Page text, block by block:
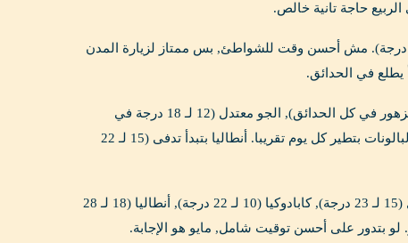
حاجة تانية خالص.
الجو لسه بارد شوية, خصوصا في اسطنبول (8 لـ 13 درجة) وكابادوكيا (3 لـ 12 درجة). مش أحسن وقت للشواطئ, بس ممتاز لزيارة المدن
يطلع في الحدائق.
أبريل من أحلى شهور السنة في تركيا. مهرجان التوليب في اسطنبول (ملايين الزهور في كل الحدائق), الجو معتدل (12 لـ 18 درجة في
اسطنبول), الأسعار لسه معقولة, والسياح مش كتير. كابادوكيا في أبريل جميلة جدا, والبالونات بتطير كل يوم تقريبا. أنطاليا بتبدأ تدفى (15 لـ 22
أفضل شهر في تركيا على الإطلاق في رأيي. الجو مثالي في كل مكان: اسطنبول (15 لـ 23 درجة), كابادوكيا (10 لـ 22 درجة), أنطاليا (18 لـ 28
بتدور على أحسن توقيت شامل, مايو هو الإجابة.